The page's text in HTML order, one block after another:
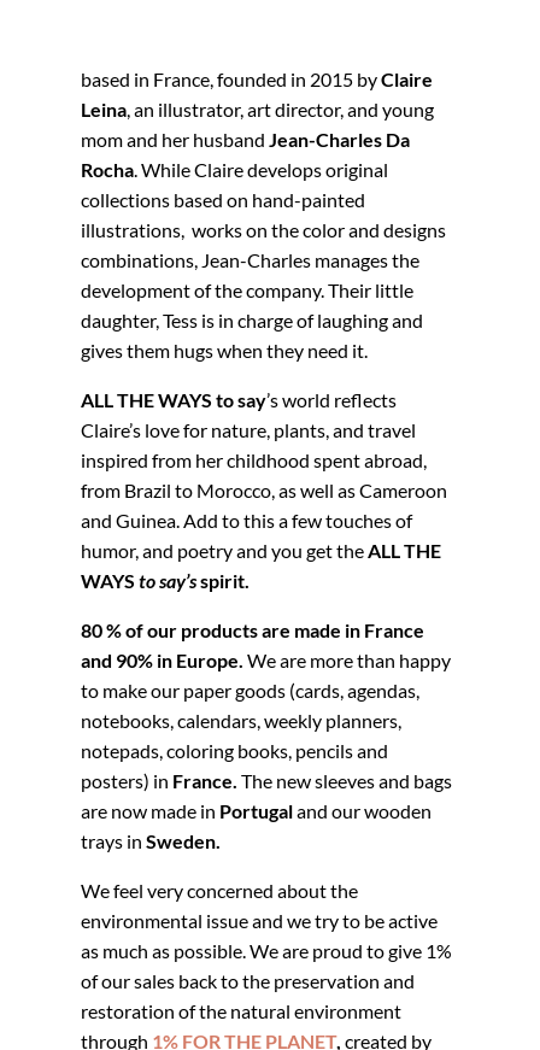
based in France, founded in 2015 byClaire
Leina, an illustrator, art director, and young
mom and her husbandJean-Charles Da
Rocha. While Claire develops original
collections based on hand-painted
illustrations, works on the color and designs
combinations, Jean-Charles manages the
development of the company. Their little
daughter, Tess is in charge of laughing and
gives them hugs when they need it.
ALL THE WAYS to say’s world reflects
Claire’s love for nature, plants, and travel
inspired from her childhood spent abroad,
from Brazil to Morocco, as well as Cameroon
and Guinea. Add to this a few touches of
humor, and poetry and you get theALL THE
WAYSto say’sspirit.
80 % of our products are made in France
and 90% in Europe. We are more than happy
to make our paper goods (cards, agendas,
notebooks, calendars, weekly planners,
notepads, coloring books, pencils and
posters) in France.The new sleeves and bags
are now made in Portugaland our wooden
trays inSweden.
We feel very concerned about the
environmental issue and we try to be active
as much as possible. We are proud to give 1%
of our sales back to the preservation and
restoration of the natural environment
through 1% FOR THE PLANET, created by